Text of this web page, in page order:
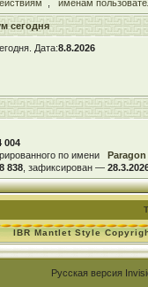
именам
сегодня
Дата:8.8.2026
004
по имени
Paragon
838, зафиксирован —
IBR Mantlet Style
Русская версия